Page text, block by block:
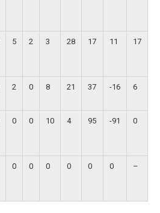
5 2 3 28 17 11 17
2 0 8 21 37 -16 6
0 0 10 4 95 -91 0
0 0 0 0 0 0 –